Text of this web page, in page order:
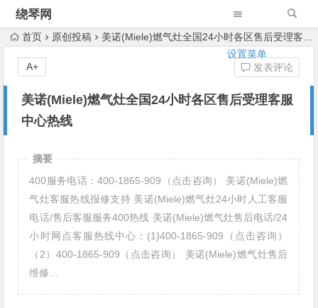
绕琴网
设置菜单
首页 原创投稿 ‌‌美诺(Miele)燃气灶全国24小时各区售后受理客服中心热线
‌‌美诺(Miele)燃气灶全国24小时各区售后受理客服
中心热线
发表评论
A+
摘要
400服务电话：400-1865-909（点击咨询） ‌‌美诺(Miele)燃
气灶客服热线报修支持 ‌‌美诺(Miele)燃气灶24小时人工客服
电话/售后客服服务400热线 ‌‌美诺(Miele)燃气灶售后电话/24
小时网点客服热线中心：(1)400-1865-909（点击咨询）
（2）400-1865-909（点击咨询） ‌‌美诺(Miele)燃气灶售后
维修…